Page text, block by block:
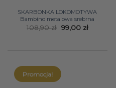
SKARBONKA LOKOMOTYWA
Bambino metalowa srebrna
108,90zł Pierwotna
cena
99,00 złAktualna
Promocja!